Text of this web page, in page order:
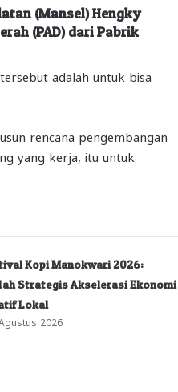
(Mansel) Hengky
(PAD) dari Pabrik
adalah untuk bisa
rencana pengembangan
yang kerja, itu untuk
Kopi Manokwari 2026:
Strategis Akselerasi Ekonomi
Lokal
2026